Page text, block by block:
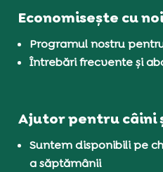
Economisește cu
Programul nostru
Întrebări frecvente și
Ajutor pentru câini
Suntem disponibili pe
a săptămânii